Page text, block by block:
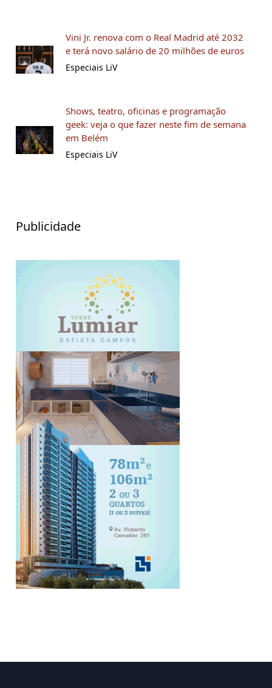
Vini Jr. renova com o Real Madrid até 2032
e terá novo salário de 20 milhões de euros
Especiais LiV
Shows, teatro, oficinas e programação
geek: veja o que fazer neste fim de semana
em Belém
Especiais LiV
Publicidade